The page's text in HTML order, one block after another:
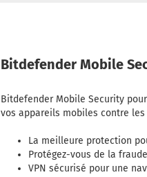
Bitdefender Mobile
Bitdefender Mobile Security
vos appareils mobiles contre
La meilleure protection
Protégez-vous de la
VPN sécurisé pour une